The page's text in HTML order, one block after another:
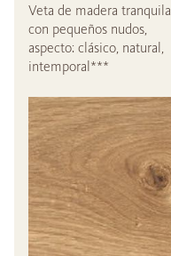
Veta de madera tranquila
con pequeños nudos,
aspecto: clásico, natural,
intemporal***